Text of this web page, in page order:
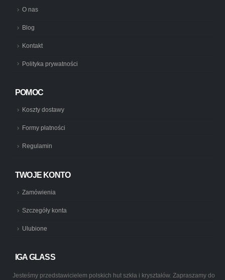
O nas
Blog
Kontakt
Polityka prywatności
POMOC
Koszty dostawy
Formy płatności
Regulamin
TWOJE KONTO
Zamówienia
Szczegóły konta
Ulubione
IGA GLASS
Jesteśmy przedstawicielem polskich hut szkła i kryształów. Zapraszamy do